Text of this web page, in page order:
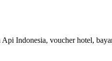
Indonesia, voucher hotel,